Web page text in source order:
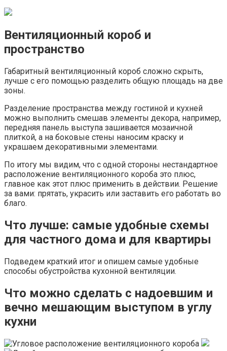
Вентиляционный короб и
пространство
Габаритный вентиляционный короб сложно скрыть,
лучше с его помощью разделить общую площадь на две
зоны.
Разделение пространства между гостиной и кухней
можно выполнить смешав элементы декора, например,
передняя панель выступа зашивается мозаичной
плиткой, а на боковые стены наносим краску и
украшаем декоративными элементами.
По итогу мы видим, что с одной стороны нестандартное
расположение вентиляционного короба это плюс,
главное как этот плюс применить в действии. Решение
за вами: прятать, украсить или заставить его работать во
благо.
Что лучше: самые удобные схемы
для частного дома и для квартиры
Подведем краткий итог и опишем самые удобные
способы обустройства кухонной вентиляции.
Что можно сделать с надоевшим и
вечно мешающим выступом в углу
кухни